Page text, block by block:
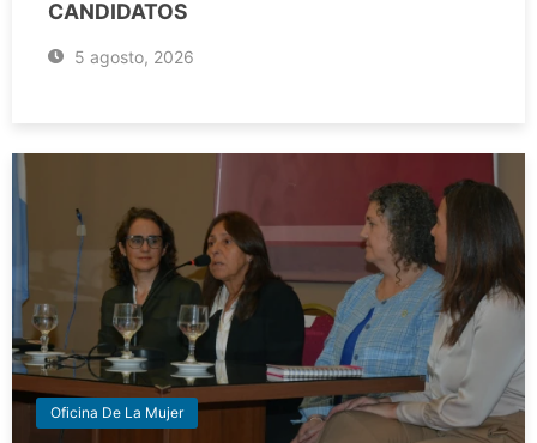
CANDIDATOS
5 agosto, 2026
Oficina De La Mujer